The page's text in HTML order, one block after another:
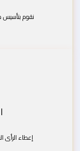
نقوم بتأسيس
إعطاء الرأى